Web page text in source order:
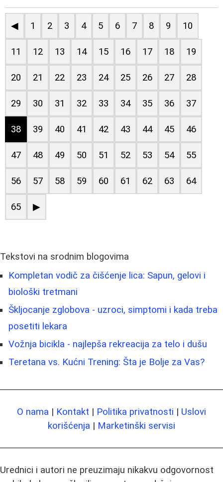
◀ 1 2 3 4 5 6 7 8 9 10
11 12 13 14 15 16 17 18 19
20 21 22 23 24 25 26 27 28
29 30 31 32 33 34 35 36 37
38 39 40 41 42 43 44 45 46
47 48 49 50 51 52 53 54 55
56 57 58 59 60 61 62 63 64
65 ▶
Tekstovi na srodnim blogovima
Kompletan vodič za čišćenje lica: Sapun, gelovi i
biološki tretmani
Škljocanje zglobova - uzroci, simptomi i kada treba
posetiti lekara
Vožnja bicikla - najlepša rekreacija za telo i dušu
Teretana vs. Kućni Trening: Šta je Bolje za Vas?
O nama | Kontakt | Politika privatnosti | Uslovi
korišćenja | Marketinški servisi
Urednici i autori ne preuzimaju nikakvu odgovornost